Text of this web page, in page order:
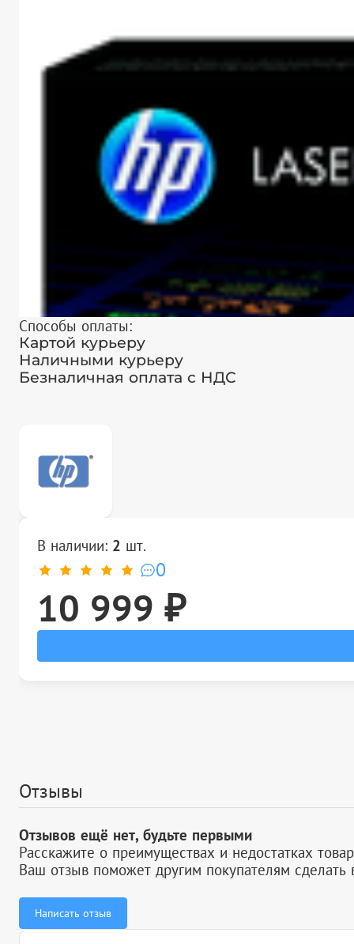
Способы оплаты:
Картой курьеру
Наличными курьеру
Безналичная оплата с НДС
В наличии: 2 шт.
0
10 999 ₽
Отзывы
Отзывов ещё нет, будьте первыми
Расскажите о преимуществах и недостатках
Ваш отзыв поможет другим покупателям сделать
Написать отзыв